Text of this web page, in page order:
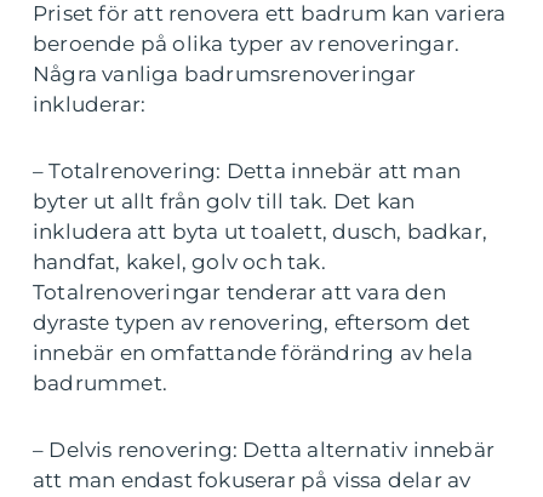
Priset för att renovera ett badrum kan variera
beroende på olika typer av renoveringar.
Några vanliga badrumsrenoveringar
inkluderar:
– Totalrenovering: Detta innebär att man
byter ut allt från golv till tak. Det kan
inkludera att byta ut toalett, dusch, badkar,
handfat, kakel, golv och tak.
Totalrenoveringar tenderar att vara den
dyraste typen av renovering, eftersom det
innebär en omfattande förändring av hela
badrummet.
– Delvis renovering: Detta alternativ innebär
att man endast fokuserar på vissa delar av